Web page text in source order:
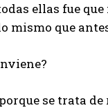
ellas fue
mismo que
se trata de